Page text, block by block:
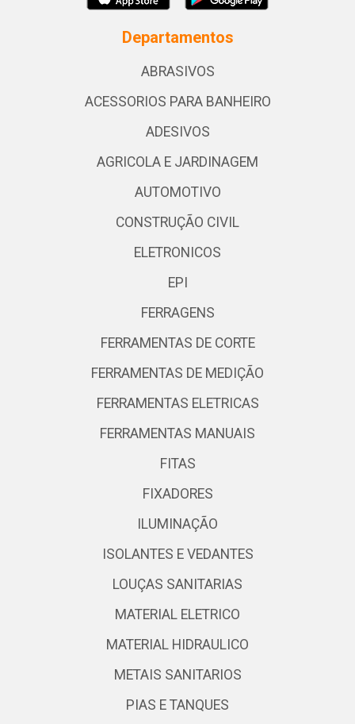
Departamentos
ABRASIVOS
ACESSORIOS PARA BANHEIRO
ADESIVOS
AGRICOLA E JARDINAGEM
AUTOMOTIVO
CONSTRUÇÃO CIVIL
ELETRONICOS
EPI
FERRAGENS
FERRAMENTAS DE CORTE
FERRAMENTAS DE MEDIÇÃO
FERRAMENTAS ELETRICAS
FERRAMENTAS MANUAIS
FITAS
FIXADORES
ILUMINAÇÃO
ISOLANTES E VEDANTES
LOUÇAS SANITARIAS
MATERIAL ELETRICO
MATERIAL HIDRAULICO
METAIS SANITARIOS
PIAS E TANQUES